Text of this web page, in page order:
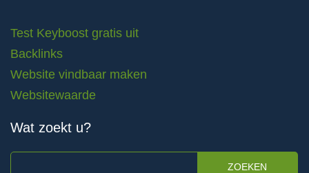
Test Keyboost gratis uit
Backlinks
Website vindbaar maken
Websitewaarde
Wat zoekt u?
ZOEKEN